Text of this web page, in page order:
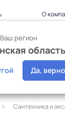
Ваш регион
Да, верно
О
Дилерам
Сантехника и